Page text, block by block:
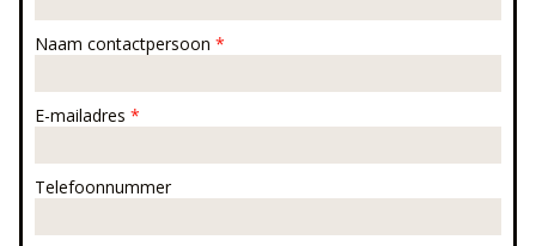
Naam contactpersoon *
E-mailadres *
Telefoonnummer